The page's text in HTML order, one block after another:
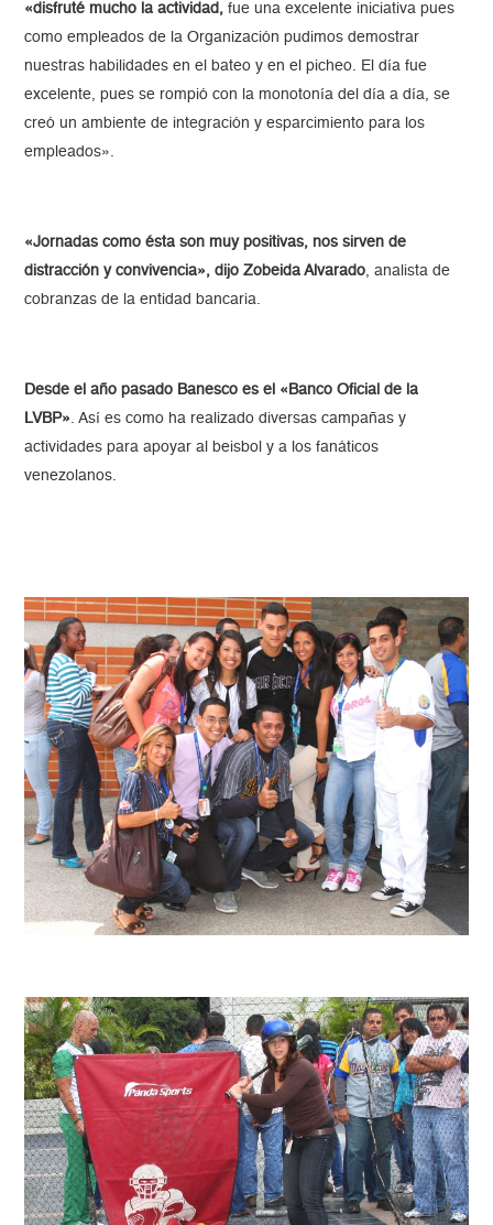
«disfruté mucho la actividad, fue una excelente iniciativa pues
como empleados de la Organización pudimos demostrar
nuestras habilidades en el bateo y en el picheo. El día fue
excelente, pues se rompió con la monotonía del día a día, se
creó un ambiente de integración y esparcimiento para los
empleados».
«Jornadas como ésta son muy positivas, nos sirven de
distracción y convivencia», dijo Zobeida Alvarado, analista de
cobranzas de la entidad bancaria.
Desde el año pasado Banesco es el «Banco Oficial de la
LVBP». Así es como ha realizado diversas campañas y
actividades para apoyar al beisbol y a los fanáticos
venezolanos.